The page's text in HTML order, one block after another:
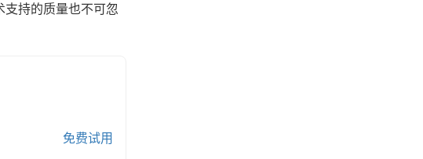
持的质量也不可忽
免费试用